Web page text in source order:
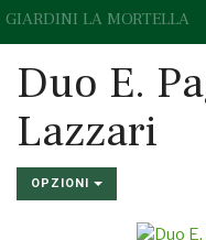
GIARDINI LA MORTELLA
Duo E.
Lazzari
OPZIONI